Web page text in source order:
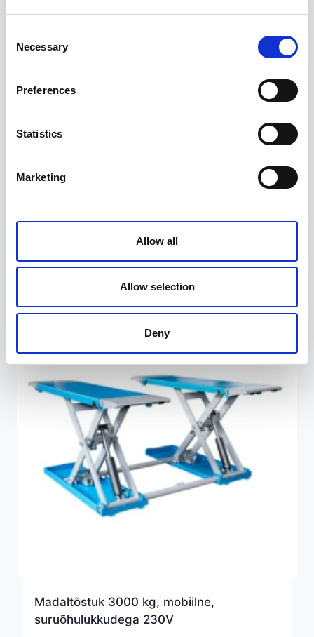
Selection
Necessary
Preferences
Statistics
Marketing
Allow all
Allow selection
Deny
Madaltõstuk 3000 kg, mobiilne,
suruõhulukkudega 230V